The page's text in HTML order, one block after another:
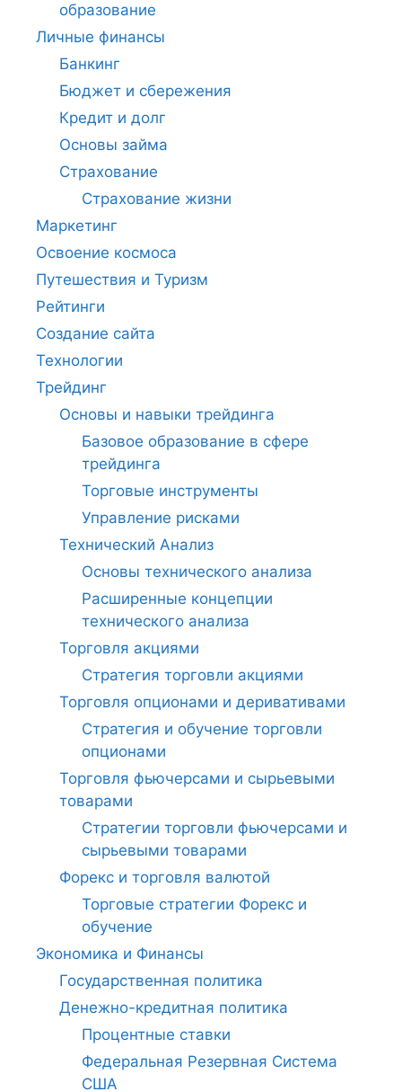
образование
Личные финансы
Банкинг
Бюджет и сбережения
Кредит и долг
Основы займа
Страхование
Страхование жизни
Маркетинг
Освоение космоса
Путешествия и Туризм
Рейтинги
Создание сайта
Технологии
Трейдинг
Основы и навыки трейдинга
Базовое образование в сфере
трейдинга
Торговые инструменты
Управление рисками
Технический Анализ
Основы технического анализа
Расширенные концепции
технического анализа
Торговля акциями
Стратегия торговли акциями
Торговля опционами и деривативами
Стратегия и обучение торговли
опционами
Торговля фьючерсами и сырьевыми
товарами
Стратегии торговли фьючерсами и
сырьевыми товарами
Форекс и торговля валютой
Торговые стратегии Форекс и
обучение
Экономика и Финансы
Государственная политика
Денежно-кредитная политика
Процентные ставки
Федеральная Резервная Система
США